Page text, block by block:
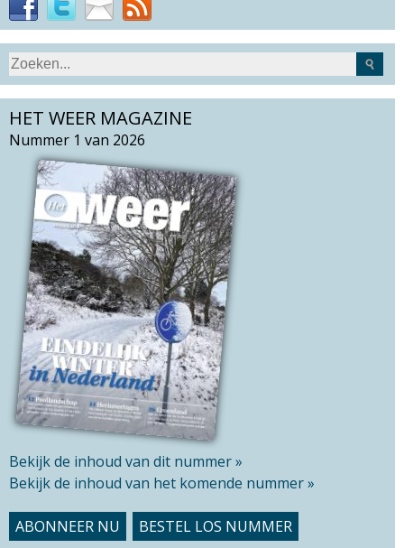
Z
o
e
k
S
e
r
c
HET WEER MAGAZINE
Nummer 1 van 2026
Bekijk de inhoud van dit nummer »
Bekijk de inhoud van het komende nummer »
ABONNEER NU BESTEL LOS NUMMER